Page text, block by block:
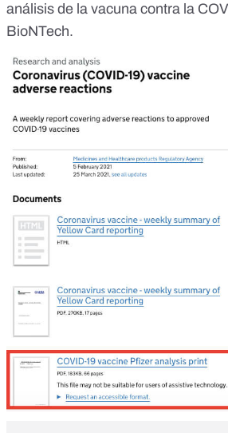
análisis de la vacuna contra la
BioNTech.